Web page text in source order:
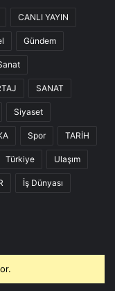
CANLI YAYIN
Gündem
SANAT
Siyaset
Spor TARİH
Türkiye Ulaşım
İş Dünyası